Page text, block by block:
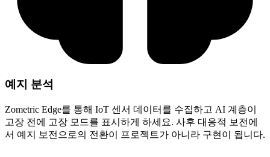
예지 분석
Zometric Edge를 통해 IoT 센서 데이터를 수집하고 AI 계층이
고장 전에 고장 모드를 표시하게 하세요. 사후 대응적 보전에
서 예지 보전으로의 전환이 프로젝트가 아니라 구현이 됩니다.